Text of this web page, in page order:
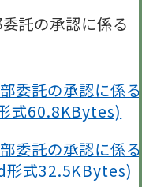
託の承認に係る
委託の承認に係る
式60.8KBytes)
委託の承認に係る
形式32.5KBytes)